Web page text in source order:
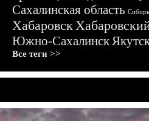
Сахалинская область Сибирь
Хабаровск
Южно-Сахалинск
Все теги >>